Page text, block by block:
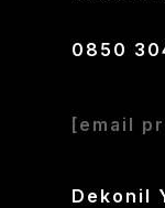
0850
[email
Dekonil